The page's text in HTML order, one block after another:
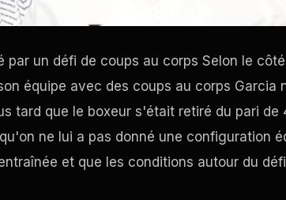
par un défi de coups au corps Selon le
équipe avec des coups au corps
tard que le boxeur s'était retiré du pari
ne lui a pas donné une configuration
et que les conditions autour du